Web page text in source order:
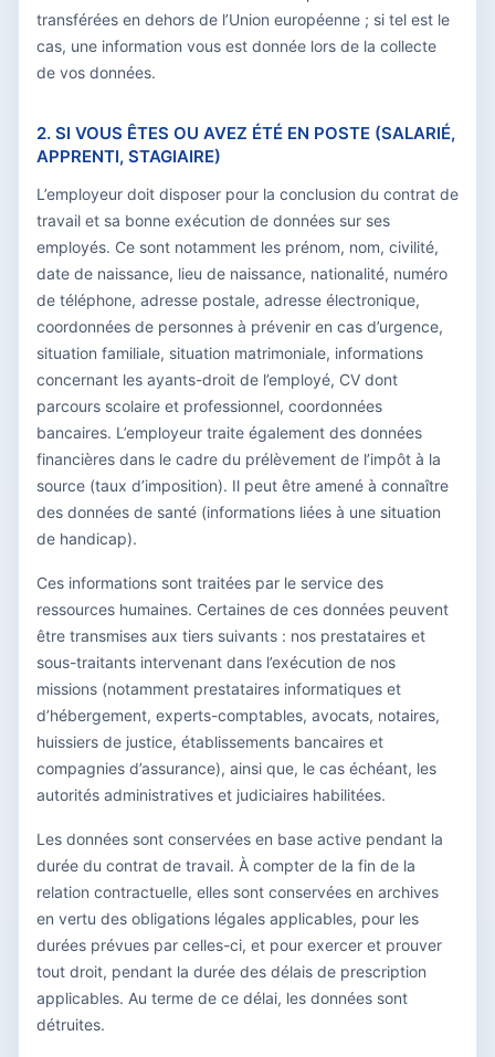
transférées en dehors de l’Union européenne ; si tel est le
cas, une information vous est donnée lors de la collecte
de vos données.
2. SI VOUS ÊTES OU AVEZ ÉTÉ EN POSTE (SALARIÉ,
APPRENTI, STAGIAIRE)
L’employeur doit disposer pour la conclusion du contrat de
travail et sa bonne exécution de données sur ses
employés. Ce sont notamment les prénom, nom, civilité,
date de naissance, lieu de naissance, nationalité, numéro
de téléphone, adresse postale, adresse électronique,
coordonnées de personnes à prévenir en cas d’urgence,
situation familiale, situation matrimoniale, informations
concernant les ayants-droit de l’employé, CV dont
parcours scolaire et professionnel, coordonnées
bancaires. L’employeur traite également des données
financières dans le cadre du prélèvement de l’impôt à la
source (taux d’imposition). Il peut être amené à connaître
des données de santé (informations liées à une situation
de handicap).
Ces informations sont traitées par le service des
ressources humaines. Certaines de ces données peuvent
être transmises aux tiers suivants : nos prestataires et
sous-traitants intervenant dans l’exécution de nos
missions (notamment prestataires informatiques et
d’hébergement, experts-comptables, avocats, notaires,
huissiers de justice, établissements bancaires et
compagnies d’assurance), ainsi que, le cas échéant, les
autorités administratives et judiciaires habilitées.
Les données sont conservées en base active pendant la
durée du contrat de travail. À compter de la fin de la
relation contractuelle, elles sont conservées en archives
en vertu des obligations légales applicables, pour les
durées prévues par celles-ci, et pour exercer et prouver
tout droit, pendant la durée des délais de prescription
applicables. Au terme de ce délai, les données sont
détruites.